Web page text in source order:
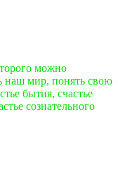
можно
наш мир, понять свою
бытия, счастье
сознательного